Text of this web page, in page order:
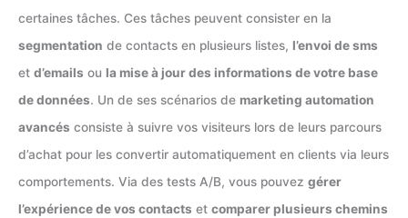
certaines tâches. Ces tâches peuvent consister en la
segmentation de contacts en plusieurs listes, l’envoi de sms
et d’emails ou la mise à jour des informations de votre base
de données. Un de ses scénarios de marketing automation
avancés consiste à suivre vos visiteurs lors de leurs parcours
d’achat pour les convertir automatiquement en clients via leurs
comportements. Via des tests A/B, vous pouvez gérer
l’expérience de vos contacts et comparer plusieurs chemins